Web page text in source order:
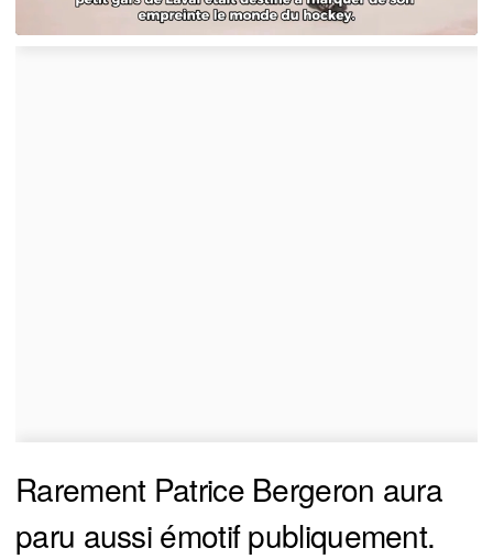
Rarement Patrice Bergeron aura
paru aussi émotif publiquement.